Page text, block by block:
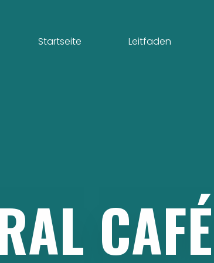
Startseite Leitfaden
CAFÉ